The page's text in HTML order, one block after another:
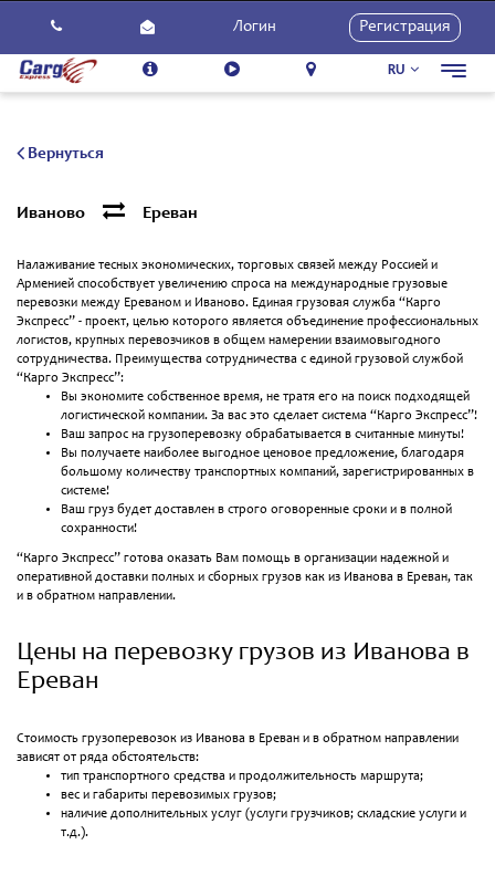
Логин Регистрация
RU
Услуги
Карьера
Новости
Вернуться
Иваново Ереван
Налаживание тесных экономических, торговых связей между Россией и
Арменией способствует увеличению спроса на международные грузовые
перевозки между Ереваном и Иваново. Единая грузовая служба “Карго
Экспресс” - проект, целью которого является объединение профессиональных
логистов, крупных перевозчиков в общем намерении взаимовыгодного
сотрудничества. Преимущества сотрудничества с единой грузовой службой
“Карго Экспресс”:
Вы экономите собственное время, не тратя его на поиск подходящей
логистической компании. За вас это сделает система “Карго Экспресс”!
Ваш запрос на грузоперевозку обрабатывается в считанные минуты!
Вы получаете наиболее выгодное ценовое предложение, благодаря
большому количеству транспортных компаний, зарегистрированных в
системе!
Ваш груз будет доставлен в строго оговоренные сроки и в полной
сохранности!
“Карго Экспресс” готова оказать Вам помощь в организации надежной и
оперативной доставки полных и сборных грузов как из Иванова в Ереван, так
и в обратном направлении.
Цены на перевозку грузов из Иванова в
Ереван
Стоимость грузоперевозок из Иванова в Ереван и в обратном направлении
зависят от ряда обстоятельств:
тип транспортного средства и продолжительность маршрута;
вес и габариты перевозимых грузов;
наличие дополнительных услуг (услуги грузчиков; складские услуги и
т.д.).